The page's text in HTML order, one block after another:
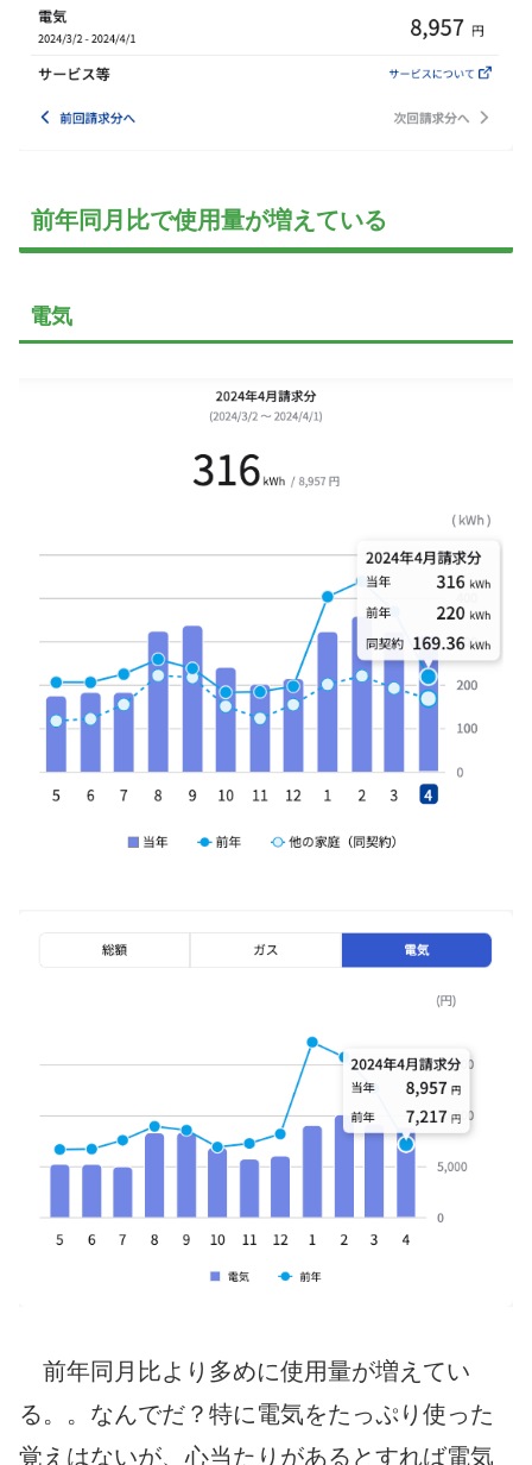
前年同月比で使用量が増えている
電気
前年同月比より多めに使用量が増えてい
る。。なんでだ？特に電気をたっぷり使った
覚えはないが、心当たりがあるとすれば電気